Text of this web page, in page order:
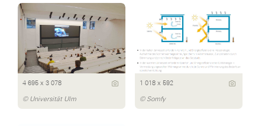
4 695 x 3 078
© Universität Ulm
1 018 x 592
© Somfy